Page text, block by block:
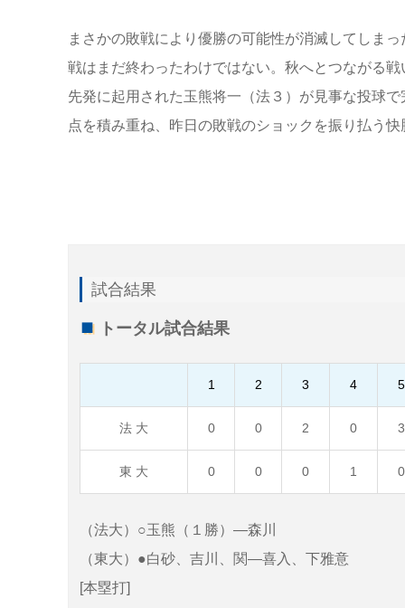
まさかの敗戦により優勝の可能性が消滅してしま
戦はまだ終わったわけではない。秋へとつながる
先発に起用された玉熊将一（法３）が見事な投球
点を積み重ね、昨日の敗戦のショックを振り払う快
試合結果
トータル試合結果
1 2 3 4 5
法 大 0 0 2 0 3
東 大 0 0 0 1 0
（法大）○玉熊（１勝）―森川
（東大）●白砂、吉川、関―喜入、下雅意
[本塁打]